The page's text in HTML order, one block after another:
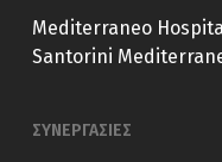
Mediterraneo
Santorini
ΣΥΝΕΡΓΑΣΙΕΣ